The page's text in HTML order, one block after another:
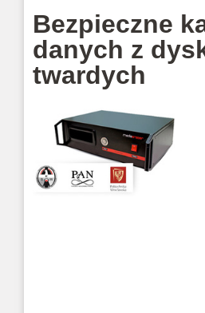
Bezpieczne
danych z
twardych